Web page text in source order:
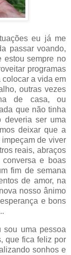
eu já me
passar voando,
estou sempre no
programas
a vida em
outras vezes
de casa, ou
que não tinha
deveria ser uma
deixar que a
de viver
reais, abraços
e boas
fim de semana
de amor, na
nosso ânimo
e bons
sou uma pessoa
que fica feliz por
sonhos e